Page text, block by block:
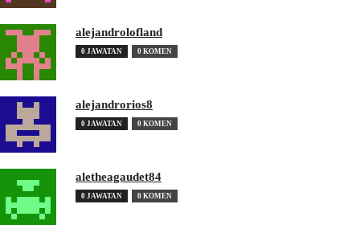
alejandrolofland
0 JAWATAN 0 KOMEN
alejandrorios8
0 JAWATAN 0 KOMEN
aletheagaudet84
0 JAWATAN 0 KOMEN